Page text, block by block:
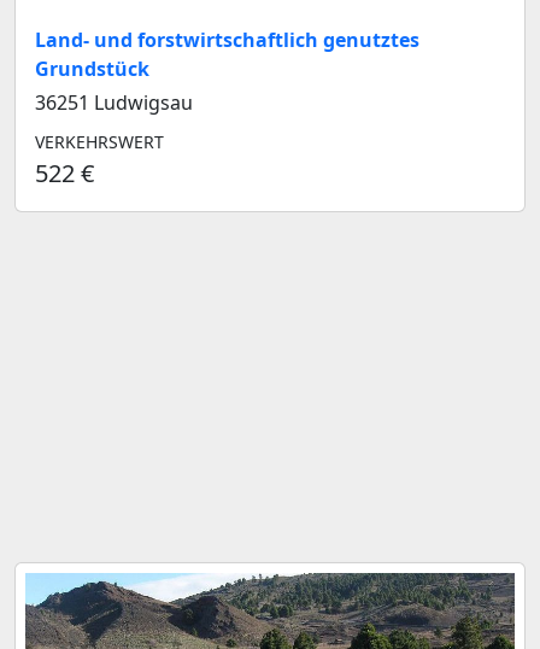
Land- und forstwirtschaftlich genutztes
Grundstück
36251 Ludwigsau
VERKEHRSWERT
522 €